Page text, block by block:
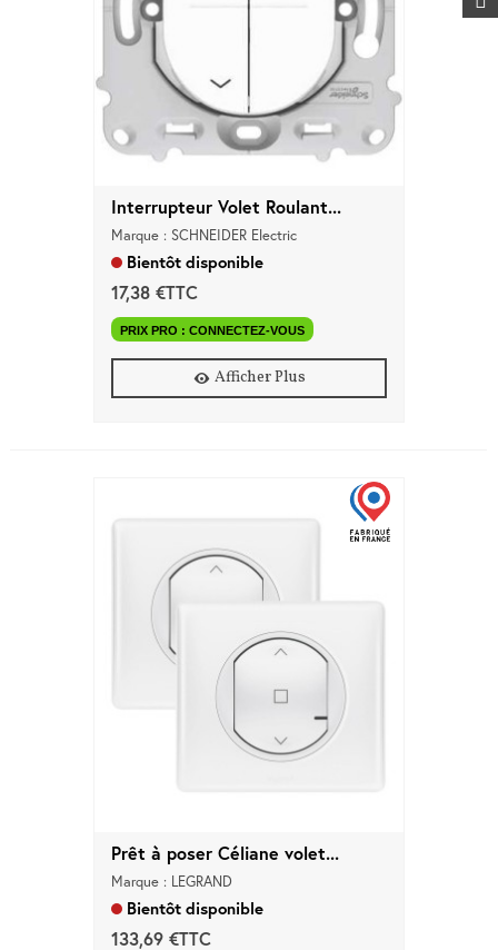
Interrupteur Volet Roulant...
Marque : SCHNEIDER Electric
Bientôt disponible
17,38 €TTC
PRIX PRO : CONNECTEZ-VOUS
Afficher Plus
Prêt à poser Céliane volet...
Marque : LEGRAND
Bientôt disponible
133,69 €TTC